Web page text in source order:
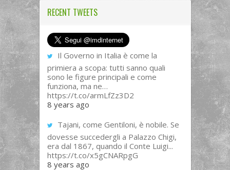
RECENT TWEETS
Il Governo in Italia è come la
primiera a scopa: tutti sanno quali
sono le figure principali e come
funziona, ma ne…
https://t.co/armLfZz3D2
8 years ago
Tajani, come Gentiloni, è nobile. Se
dovesse succedergli a Palazzo Chigi,
era dal 1867, quando il Conte Luigi...
https://t.co/x5gCNARpgG
8 years ago